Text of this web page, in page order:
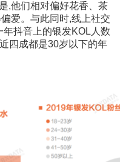
,他们相对偏好花香、茶
爱。与此同时,线上社交
抖音上的银发KOL人数
四成都是30岁以下的年